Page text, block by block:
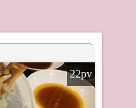
22pv